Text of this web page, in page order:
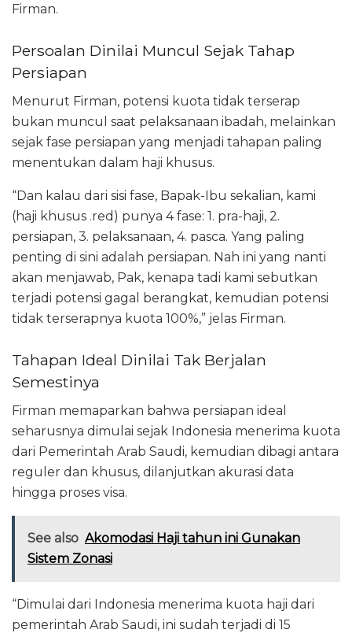
Firman.
Persoalan Dinilai Muncul Sejak Tahap
Persiapan
Menurut Firman, potensi kuota tidak terserap
bukan muncul saat pelaksanaan ibadah, melainkan
sejak fase persiapan yang menjadi tahapan paling
menentukan dalam haji khusus.
“Dan kalau dari sisi fase, Bapak-Ibu sekalian, kami
(haji khusus .red) punya 4 fase: 1. pra-haji, 2.
persiapan, 3. pelaksanaan, 4. pasca. Yang paling
penting di sini adalah persiapan. Nah ini yang nanti
akan menjawab, Pak, kenapa tadi kami sebutkan
terjadi potensi gagal berangkat, kemudian potensi
tidak terserapnya kuota 100%,” jelas Firman.
Tahapan Ideal Dinilai Tak Berjalan
Semestinya
Firman memaparkan bahwa persiapan ideal
seharusnya dimulai sejak Indonesia menerima kuota
dari Pemerintah Arab Saudi, kemudian dibagi antara
reguler dan khusus, dilanjutkan akurasi data
hingga proses visa.
See also Akomodasi Haji tahun ini Gunakan
Sistem Zonasi
“Dimulai dari Indonesia menerima kuota haji dari
pemerintah Arab Saudi, ini sudah terjadi di 15